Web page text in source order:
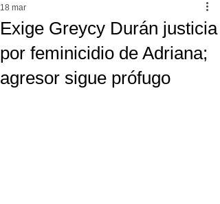
Exige Greycy Durán justicia
por feminicidio de Adriana;
agresor sigue prófugo
18 mar